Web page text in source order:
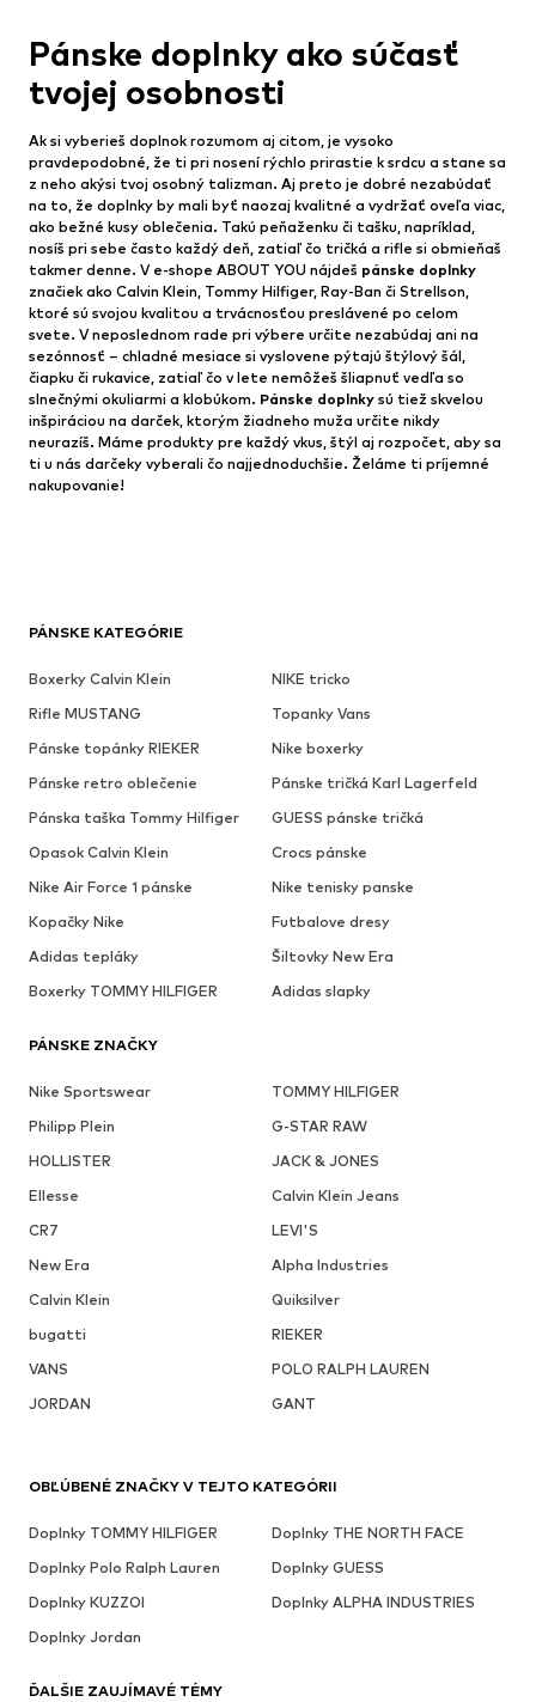
PÁNSKE KATEGÓRIE
Boxerky Calvin Klein
NIKE tricko
Rifle MUSTANG
Topanky Vans
Pánske topánky RIEKER
Nike boxerky
Pánske retro oblečenie
Pánske tričká Karl Lagerfeld
Pánska taška Tommy Hilfiger
GUESS pánske tričká
Opasok Calvin Klein
Crocs pánske
Nike Air Force 1 pánske
Nike tenisky panske
Kopačky Nike
Futbalove dresy
Adidas tepláky
Šiltovky New Era
Boxerky TOMMY HILFIGER
Adidas slapky
PÁNSKE ZNAČKY
Nike Sportswear
TOMMY HILFIGER
Philipp Plein
G-STAR RAW
HOLLISTER
JACK & JONES
Ellesse
Calvin Klein Jeans
CR7
LEVI'S
New Era
Alpha Industries
Calvin Klein
Quiksilver
bugatti
RIEKER
VANS
POLO RALPH LAUREN
JORDAN
GANT
Pánske doplnky ako súčasť
tvojej osobnosti
Ak si vyberieš doplnok rozumom aj citom, je vysoko
pravdepodobné, že ti pri nosení rýchlo prirastie k srdcu a stane sa
z neho akýsi tvoj osobný talizman. Aj preto je dobré nezabúdať
na to, že doplnky by mali byť naozaj kvalitné a vydržať oveľa viac,
ako bežné kusy oblečenia. Takú peňaženku či tašku, napríklad,
nosíš pri sebe často každý deň, zatiaľ čo tričká a rifle si obmieňaš
takmer denne. V e-shope ABOUT YOU nájdeš pánske doplnky
značiek ako Calvin Klein, Tommy Hilfiger, Ray-Ban či Strellson,
ktoré sú svojou kvalitou a trvácnosťou preslávené po celom
svete. V neposlednom rade pri výbere určite nezabúdaj ani na
sezónnosť – chladné mesiace si vyslovene pýtajú štýlový šál,
čiapku či rukavice, zatiaľ čo v lete nemôžeš šliapnuť vedľa so
slnečnými okuliarmi a klobúkom. Pánske doplnky sú tiež skvelou
inšpiráciou na darček, ktorým žiadneho muža určite nikdy
neurazíš. Máme produkty pre každý vkus, štýl aj rozpočet, aby sa
ti u nás darčeky vyberali čo najjednoduchšie. Želáme ti príjemné
nakupovanie!
OBĽÚBENÉ ZNAČKY V TEJTO KATEGÓRII
Doplnky TOMMY HILFIGER
Doplnky THE NORTH FACE
Doplnky Polo Ralph Lauren
Doplnky GUESS
Doplnky KUZZOI
Doplnky ALPHA INDUSTRIES
Doplnky Jordan
ĎALŠIE ZAUJÍMAVÉ TÉMY